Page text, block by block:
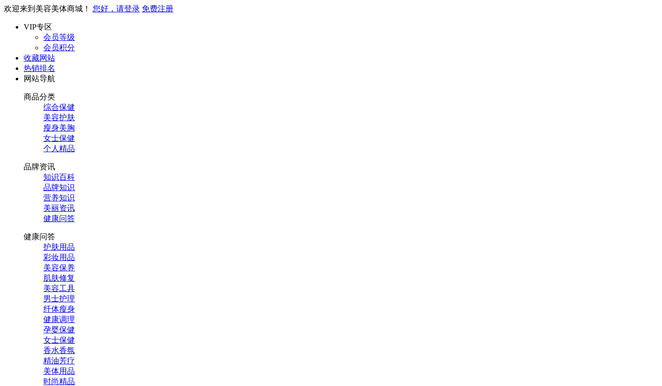
欢迎来到美容美体商城！ 您好，请登录 免费注册
VIP专区
会员等级
会员积分
收藏网站
热销排名
网站导航
商品分类
综合保健
美容护肤
瘦身美胸
女士保健
个人精品
品牌资讯
知识百科
品牌知识
营养知识
美丽资讯
健康问答
健康问答
护肤用品
彩妆用品
美容保养
肌肤修复
美容工具
男士护理
纤体瘦身
健康调理
孕婴保健
女士保健
香水香氛
精油芳疗
美体用品
时尚精品